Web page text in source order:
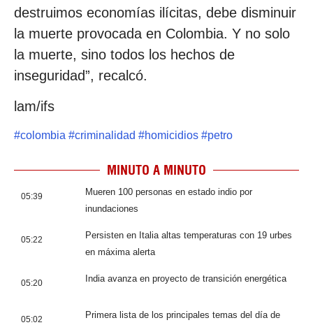
destruimos economías ilícitas, debe disminuir
la muerte provocada en Colombia. Y no solo
la muerte, sino todos los hechos de
inseguridad”, recalcó.
lam/ifs
#colombia #criminalidad #homicidios #petro
MINUTO A MINUTO
05:39
Mueren 100 personas en estado indio por
inundaciones
05:22
Persisten en Italia altas temperaturas con 19 urbes
en máxima alerta
05:20 India avanza en proyecto de transición energética
05:02
Primera lista de los principales temas del día de